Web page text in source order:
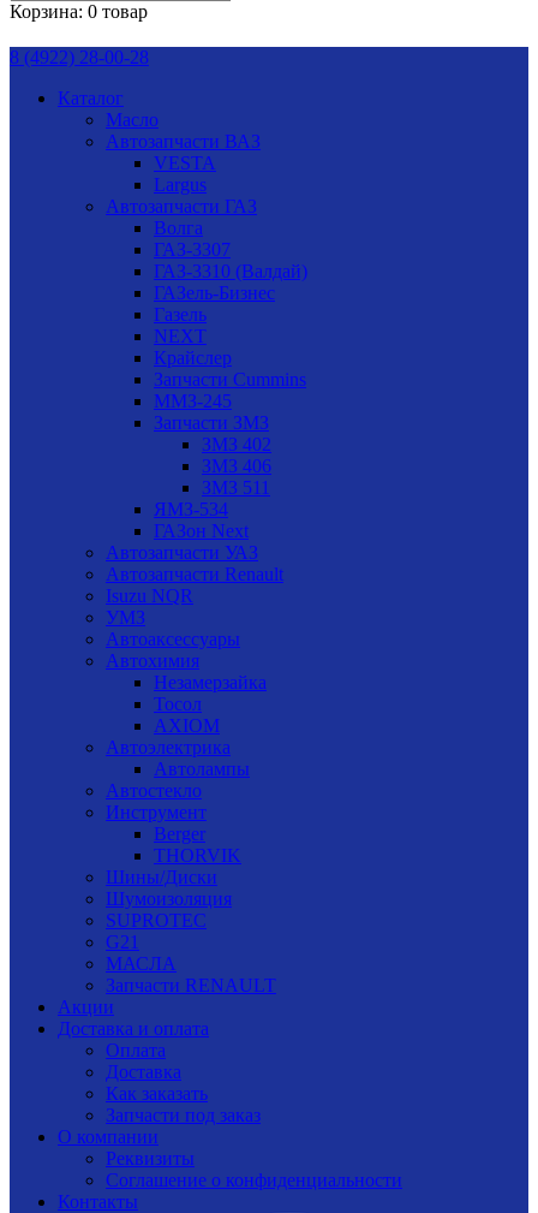
Корзина: 0 товар
8 (4922) 28-00-28
Каталог
Масло
Автозапчасти ВАЗ
VESTA
Largus
Автозапчасти ГАЗ
Волга
ГАЗ-3307
ГАЗ-3310 (Валдай)
ГАЗель-Бизнес
Газель
NEXT
Крайслер
Запчасти Cummins
ММЗ-245
Запчасти ЗМЗ
ЗМЗ 402
ЗМЗ 406
ЗМЗ 511
ЯМЗ-534
ГАЗон Next
Автозапчасти УАЗ
Автозапчасти Renault
Isuzu NQR
УМЗ
Автоаксессуары
Автохимия
Незамерзайка
Тосол
AXIOM
Автоэлектрика
Автолампы
Автостекло
Инструмент
Berger
THORVIK
Шины/Диски
Шумоизоляция
SUPROTEC
G21
МАСЛА
Запчасти RENAULT
Акции
Доставка и оплата
Оплата
Доставка
Как заказать
Запчасти под заказ
О компании
Реквизиты
Соглашение о конфиденциальности
Контакты